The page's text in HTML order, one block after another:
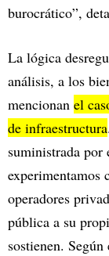
burocrático”,
La lógica
análisis, a los
mencionan el
de infraestructura
suministrada por
experimentamos
operadores
pública a su
sostienen.